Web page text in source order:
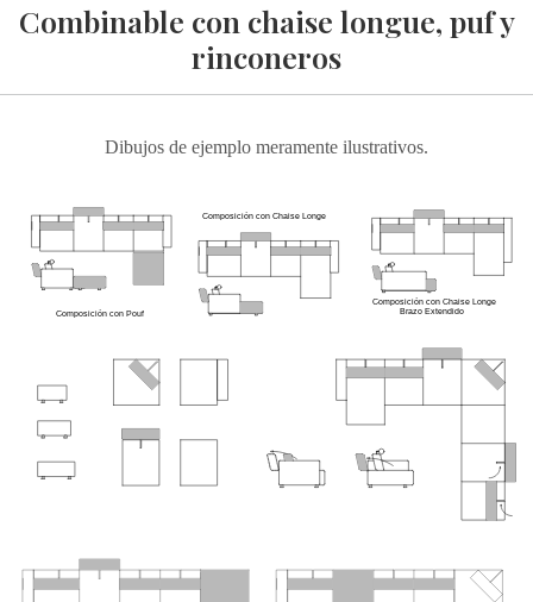
Combinable con chaise longue, puf y
rinconeros
Dibujos de ejemplo meramente ilustrativos.